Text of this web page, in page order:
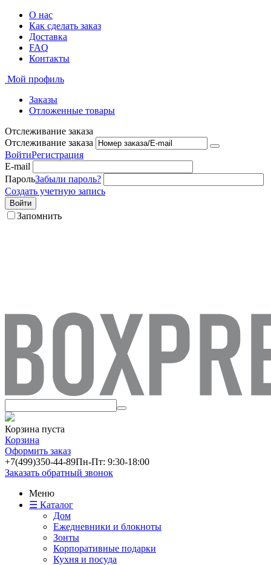
О нас
Как сделать заказ
Доставка
FAQ
Контакты
Мой профиль
Заказы
Отложенные товары
Отслеживание заказа
Отслеживание заказа
ВойтиРегистрация
E-mail
ПарольЗабыли пароль?
Создать учетную запись
Войти
Запомнить
Корзина пуста
Корзина
Оформить заказ
+7(499)350-44-89Пн-Пт: 9:30-18:00
Заказать обратный звонок
Меню
☰ Каталог
Дом
Ежедневники и блокноты
Зонты
Корпоративные подарки
Кухня и посуда